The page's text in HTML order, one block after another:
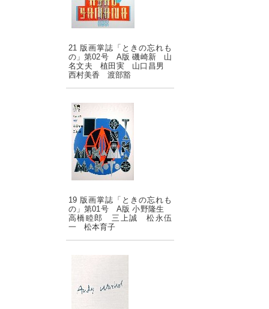
21 版画掌誌「ときの忘れも
の」第02号 A版 磯崎新 山
名文夫 植田実 山口昌男
西村美香 渡部豁
19 版画掌誌「ときの忘れも
の」第01号 A版 小野隆生
高橋睦郎 三上誠 松永伍
一 松本育子